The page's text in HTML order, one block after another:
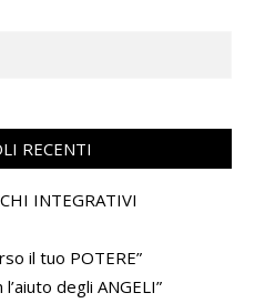
RECENTI
INTEGRATIVI
il tuo POTERE”
degli ANGELI”